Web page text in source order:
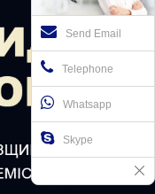
Send Email
Telephone
Whatsapp
Skype